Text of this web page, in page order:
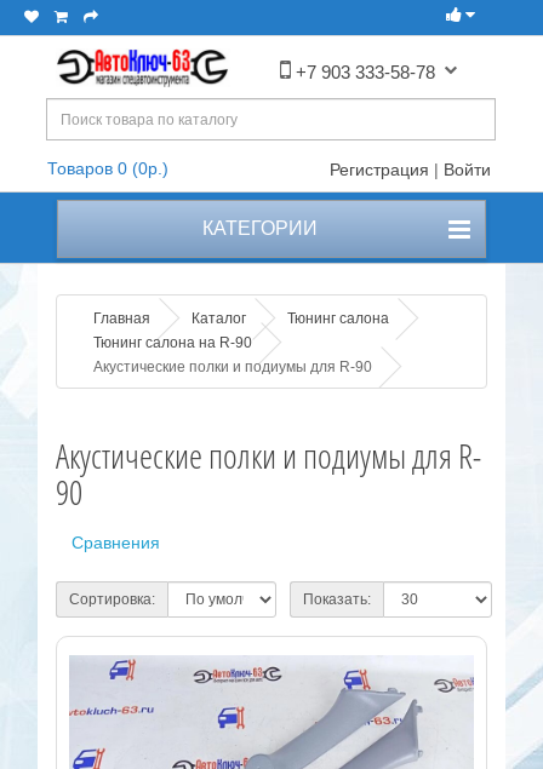
+7 903 333-58-78
Товаров 0 (0р.) Регистрация | Войти
КАТЕГОРИИ
Главная Каталог
Тюнинг салона
Тюнинг салона на R-90
Акустические полки и подиумы для R-90
Акустические полки и подиумы для R-
90
Сравнения
Сортировка: Показать: